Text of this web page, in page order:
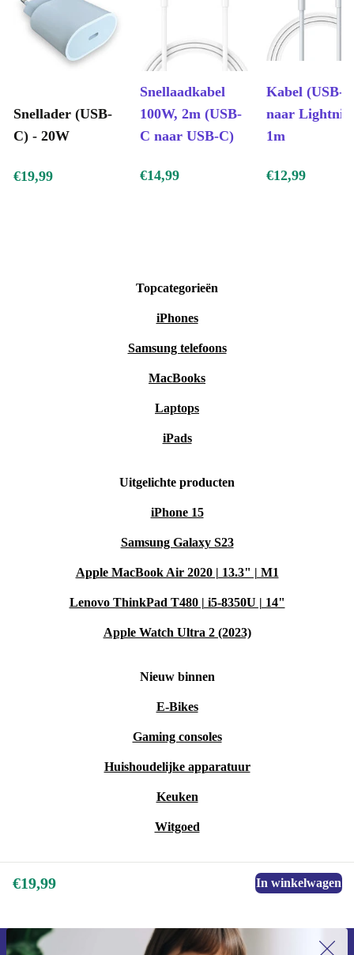
Snellader (USB-
C) - 20W
Snellaadkabel
100W, 2m (USB-
C naar USB-C)
Kabel (USB-C
naar
1m
€19,99 €14,99 €12,99
Topcategorieën
iPhones
Samsung telefoons
MacBooks
Laptops
iPads
Uitgelichte producten
iPhone 15
Samsung Galaxy S23
Apple MacBook Air 2020 | 13.3" | M1
Lenovo ThinkPad T480 | i5-8350U | 14"
Apple Watch Ultra 2 (2023)
Nieuw binnen
E-Bikes
Gaming consoles
Huishoudelijke apparatuur
Keuken
Witgoed
€19,99 In winkelwagen